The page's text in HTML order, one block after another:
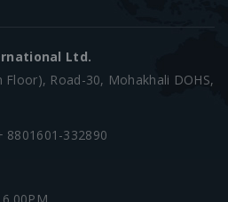
Ltd.
Road-30, Mohakhali DOHS,
8801601-332890